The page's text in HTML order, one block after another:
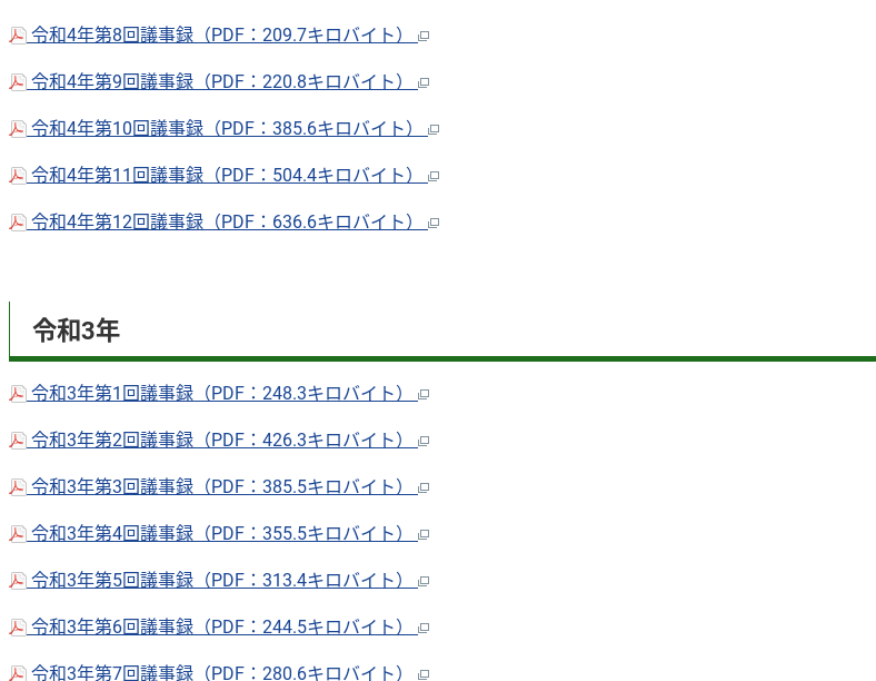
令和4年第8回議事録（PDF：209.7キロバイト）
令和4年第9回議事録（PDF：220.8キロバイト）
令和4年第10回議事録（PDF：385.6キロバイト）
令和4年第11回議事録（PDF：504.4キロバイト）
令和4年第12回議事録（PDF：636.6キロバイト）
令和3年
令和3年第1回議事録（PDF：248.3キロバイト）
令和3年第2回議事録（PDF：426.3キロバイト）
令和3年第3回議事録（PDF：385.5キロバイト）
令和3年第4回議事録（PDF：355.5キロバイト）
令和3年第5回議事録（PDF：313.4キロバイト）
令和3年第6回議事録（PDF：244.5キロバイト）
令和3年第7回議事録（PDF：280.6キロバイト）